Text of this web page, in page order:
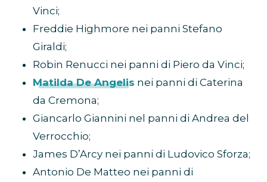
Vinci;
Freddie Highmore nei panni Stefano
Giraldi;
Robin Renucci nei panni di Piero da Vinci;
Matilda De Angelis nei panni di Caterina
da Cremona;
Giancarlo Giannini nel panni di Andrea del
Verrocchio;
James D’Arcy nei panni di Ludovico Sforza;
Antonio De Matteo nei panni di